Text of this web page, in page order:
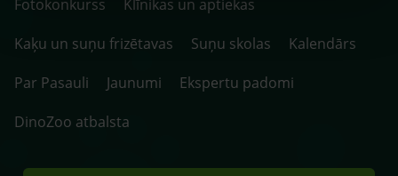
Fotokonkurss
Klīnikas un aptiekas
Kaķu un suņu frizētavas
Suņu skolas
Kalendārs
Par Pasauli
Jaunumi
Ekspertu padomi
DinoZoo atbalsta